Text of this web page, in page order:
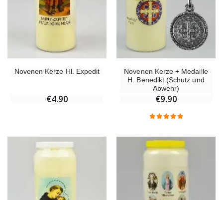
Novenen Kerze Hl. Expedit
€4.90
Novenen Kerze + Medaille
H. Benedikt (Schutz und
Abwehr)
€9.90